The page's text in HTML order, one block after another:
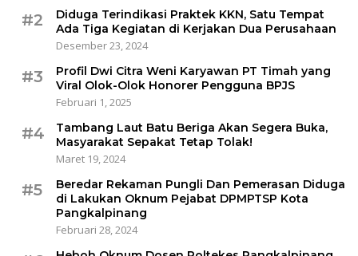
#2
Diduga Terindikasi Praktek KKN, Satu Tempat
Ada Tiga Kegiatan di Kerjakan Dua Perusahaan
Desember 23, 2024
#3
Profil Dwi Citra Weni Karyawan PT Timah yang
Viral Olok-Olok Honorer Pengguna BPJS
Februari 1, 2025
#4
Tambang Laut Batu Beriga Akan Segera Buka,
Masyarakat Sepakat Tetap Tolak!
Maret 19, 2024
#5
Beredar Rekaman Pungli Dan Pemerasan Diduga
di Lakukan Oknum Pejabat DPMPTSP Kota
Pangkalpinang
Februari 28, 2024